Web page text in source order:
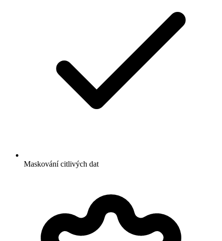
Maskování citlivých dat